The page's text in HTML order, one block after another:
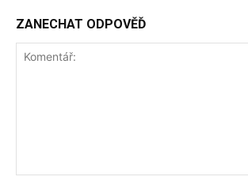
ZANECHAT ODPOVĚĎ